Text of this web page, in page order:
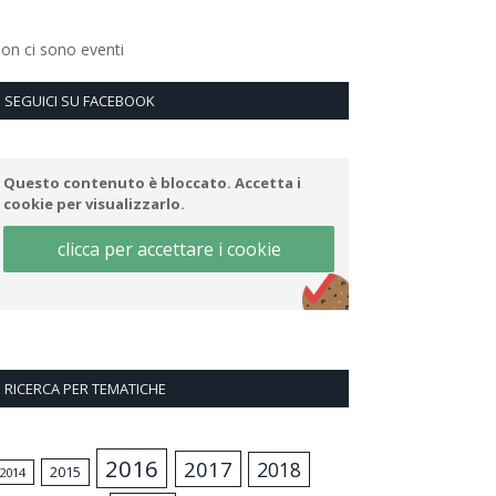
ci sono eventi
SEGUICI SU FACEBOOK
Questo contenuto è bloccato. Accetta i
cookie per visualizzarlo.
clicca per accettare i cookie
RICERCA PER TEMATICHE
2014 2015 2016 2017 2018